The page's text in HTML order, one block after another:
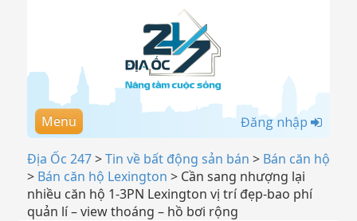
Menu Đăng nhập
Địa Ốc 247>Tin về bất động sản bán > Bán căn hộ
> Bán căn hộ Lexington > Cần sang nhượng lại
nhiều căn hộ 1-3PN Lexington vị trí đẹp-bao phí
quản lí – view thoáng – hồ bơi rộng